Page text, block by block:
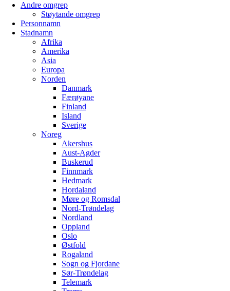
Andre omgrep
Støytande omgrep
Personnamn
Stadnamn
Afrika
Amerika
Asia
Europa
Norden
Danmark
Færøyane
Finland
Island
Sverige
Noreg
Akershus
Aust-Agder
Buskerud
Finnmark
Hedmark
Hordaland
Møre og Romsdal
Nord-Trøndelag
Nordland
Oppland
Oslo
Østfold
Rogaland
Sogn og Fjordane
Sør-Trøndelag
Telemark